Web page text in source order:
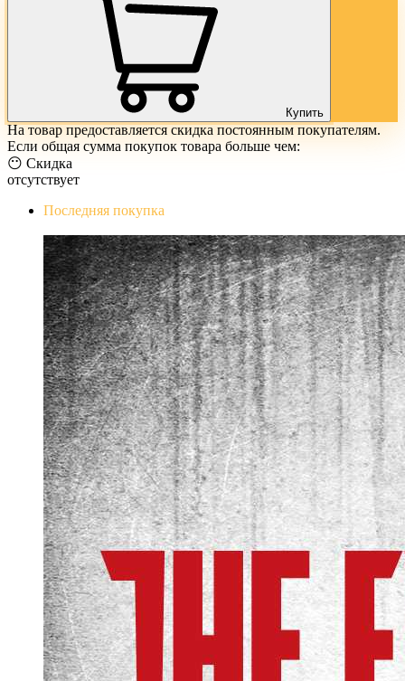
Купить
На товар предоставляется скидка постоянным покупателям.
Если общая сумма покупок товара больше чем:
😶 Скидка
отсутствует
Последняя покупка